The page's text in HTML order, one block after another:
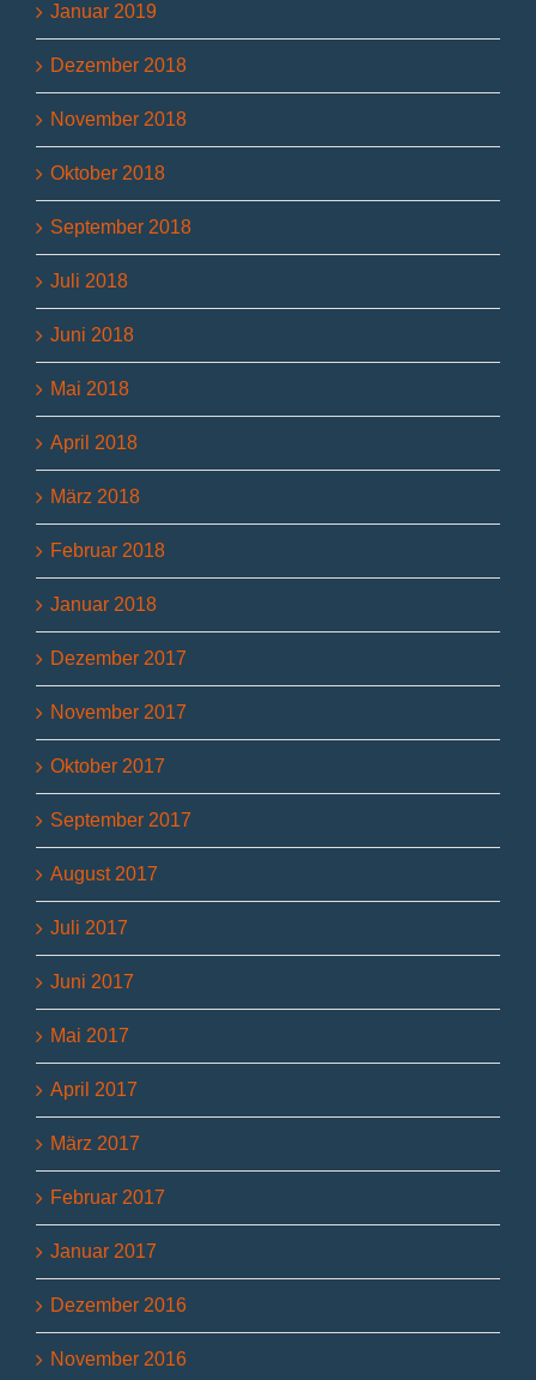
Januar 2019
Dezember 2018
November 2018
Oktober 2018
September 2018
Juli 2018
Juni 2018
Mai 2018
April 2018
März 2018
Februar 2018
Januar 2018
Dezember 2017
November 2017
Oktober 2017
September 2017
August 2017
Juli 2017
Juni 2017
Mai 2017
April 2017
März 2017
Februar 2017
Januar 2017
Dezember 2016
November 2016